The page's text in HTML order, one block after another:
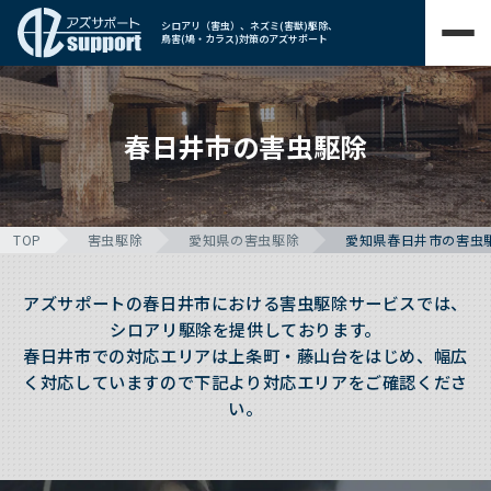
シロアリ（害虫）、ネズミ(害獣)駆除、
鳥害(鳩・カラス)対策のアズサポート
春日井市の害虫駆除
TOP 害虫駆除 愛知県の害虫駆除 愛知県春日井市の害虫
アズサポートの春日井市における害虫駆除サービスでは、
シロアリ駆除を提供しております。
春日井市での対応エリアは上条町・藤山台をはじめ、幅広
く対応していますので下記より対応エリアをご確認くださ
い。